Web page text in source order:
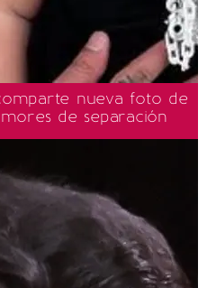
nueva foto de
de separación